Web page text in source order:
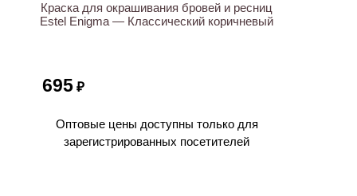
Краска для окрашивания бровей и ресниц
Estel Enigma — Классический коричневый
695 ₽
Оптовые цены доступны только для
зарегистрированных посетителей